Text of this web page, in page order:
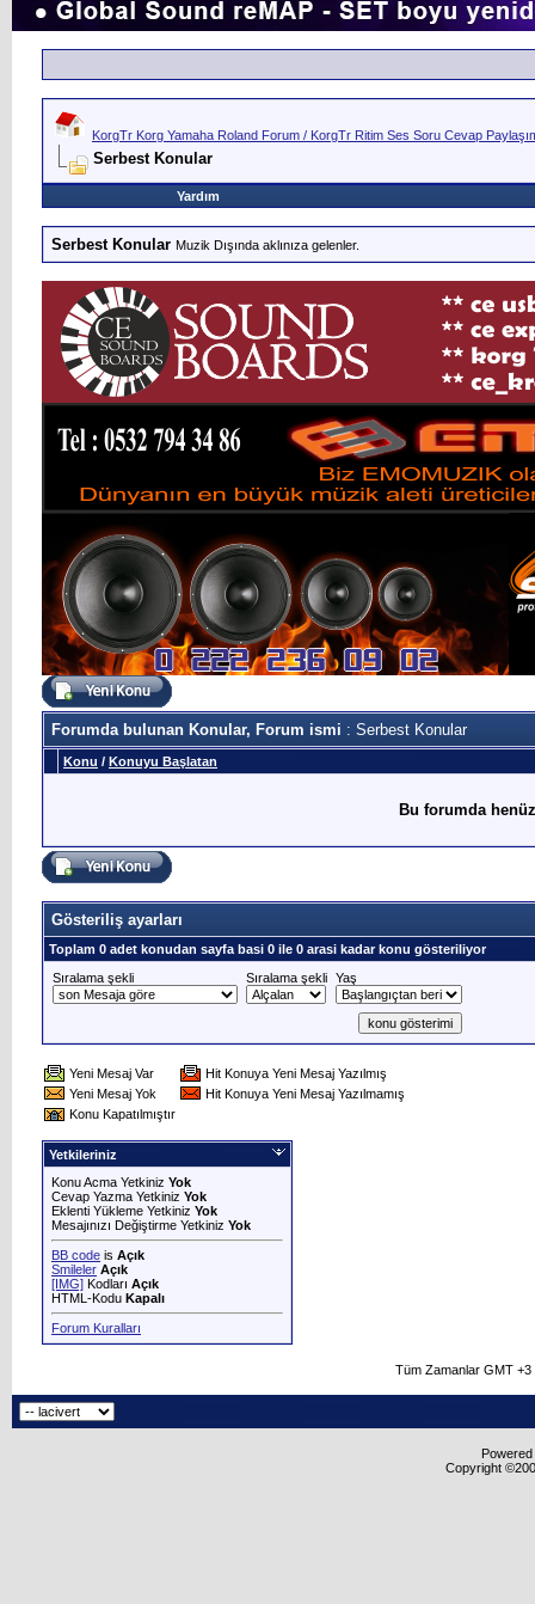
KorgTr Korg Yamaha Roland Forum / KorgTr Ritim Ses Soru Cevap
Serbest Konular
Yardım
Serbest Konular Muzik Dışında aklınıza gelenler.
Forumda bulunan Konular, Forum ismi : Serbest Konular
Konu / Konuyu Başlatan
Bu forumda
Gösteriliş ayarları
Toplam 0 adet konudan sayfa basi 0 ile 0 arasi kadar konu gösteriliyor
Sıralama şekli
Sıralama şekli Yaş
Yeni Mesaj Var
Hit Konuya Yeni Mesaj Yazılmış
Yeni Mesaj Yok
Hit Konuya Yeni Mesaj Yazılmamış
Konu Kapatılmıştır
Yetkileriniz
Konu Acma Yetkiniz Yok
Cevap Yazma Yetkiniz Yok
Eklenti Yükleme Yetkiniz Yok
Mesajınızı Değiştirme Yetkiniz Yok
BB code is Açık
Smileler Açık
[IMG] Kodları Açık
HTML-Kodu Kapalı
Forum Kuralları
Tüm Zamanlar GMT
Copyright